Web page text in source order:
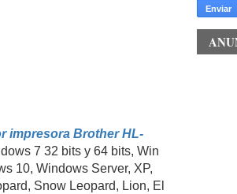
impresora Brother HL-
7 32 bits y 64 bits, Win
10, Windows Server, XP,
Snow Leopard, Lion, El